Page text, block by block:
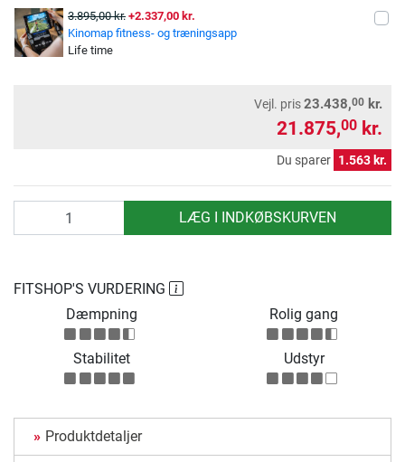
3.895,00 kr. +2.337,00 kr.
Kinomap fitness- og træningsapp
Life time
Vejl. pris23.438,00 kr.
21.875,00 kr.
Du sparer 1.563 kr.
LÆG I INDKØBSKURVEN
FITSHOP'S VURDERING
Dæmpning
Rolig gang
Stabilitet Udstyr
Produktdetaljer